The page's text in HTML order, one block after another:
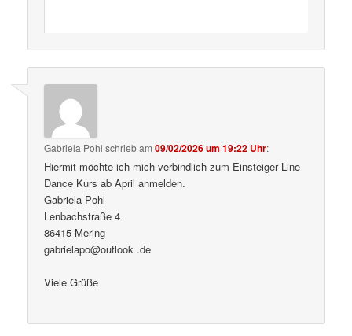
Gabriela Pohl schriebam09/02/2026 um 19:22 Uhr:
Hiermit möchte ich mich verbindlich zum Einsteiger Line
Dance Kurs ab April anmelden.
Gabriela Pohl
Lenbachstraße 4
86415 Mering
gabrielapo@outlook .de
Viele Grüße